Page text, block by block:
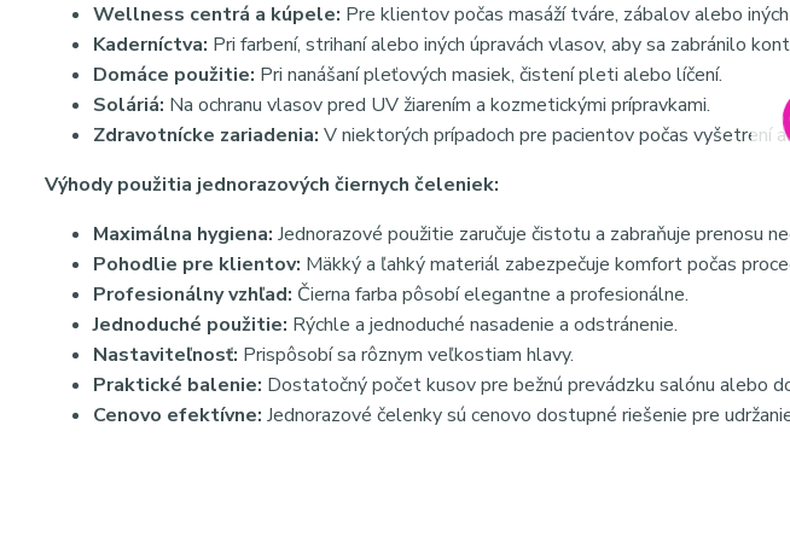
Wellness centrá a kúpele: Pre klientov počas masáží tváre, zábalov alebo
Kaderníctva: Pri farbení, strihaní alebo iných úpravách vlasov, aby sa zabránilo
Domáce použitie: Pri nanášaní pleťových masiek, čistení pleti alebo líčení.
Soláriá: Na ochranu vlasov pred UV žiarením a kozmetickými prípravkami.
Zdravotnícke zariadenia: V niektorých prípadoch pre pacientov počas vyšetrení
Výhody použitia jednorazových čiernych čeleniek:
Maximálna hygiena: Jednorazové použitie zaručuje čistotu a zabraňuje prenosu
Pohodlie pre klientov: Mäkký a ľahký materiál zabezpečuje komfort počas
Profesionálny vzhľad: Čierna farba pôsobí elegantne a profesionálne.
Jednoduché použitie: Rýchle a jednoduché nasadenie a odstránenie.
Nastaviteľnosť: Prispôsobí sa rôznym veľkostiam hlavy.
Praktické balenie: Dostatočný počet kusov pre bežnú prevádzku salónu alebo
Cenovo efektívne: Jednorazové čelenky sú cenovo dostupné riešenie pre